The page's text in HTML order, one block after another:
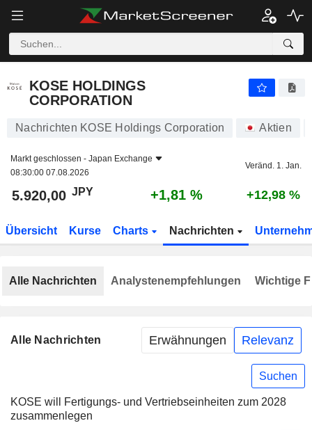
KOSE HOLDINGS
CORPORATION
Nachrichten KOSE Holdings Corporation Aktien
Markt geschlossen - Japan Exchange
08:30:00 07.08.2026
Veränd. 1. Jan.
5.920,00 JPY +1,81 % +12,98 %
Übersicht Kurse Charts Nachrichten
Alle Nachrichten Erwähnungen Relevanz
Suchen
KOSE will Fertigungs- und Vertriebseinheiten zum 2028
zusammenlegen
Alle Nachrichten Analystenempfehlungen Wichtige